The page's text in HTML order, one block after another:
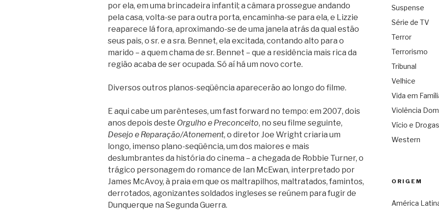
por ela, em uma brincadeira infantil; a câmara prossegue andando
pela casa, volta-se para outra porta, encaminha-se para ela, e Lizzie
reaparece lá fora, aproximando-se de uma janela atrás da qual estão
seus pais, o sr. e a sra. Bennet, ela excitada, contando alto para o
marido – a quem chama de sr. Bennet – que a residência mais rica da
região acaba de ser ocupada. Só aí há um novo corte.
Diversos outros planos-seqüência aparecerão ao longo do filme.
E aqui cabe um parênteses, um fast forward no tempo: em 2007, dois
anos depois deste Orgulho e Preconceito, no seu filme seguinte,
Desejo e Reparação/Atonement, o diretor Joe Wright criaria um
longo, imenso plano-seqüência, um dos maiores e mais
deslumbrantes da história do cinema – a chegada de Robbie Turner, o
trágico personagem do romance de Ian McEwan, interpretado por
James McAvoy, à praia em que os maltrapilhos, maltratados, famintos,
derrotados, agonizantes soldados ingleses se reúnem para fugir de
Dunquerque na Segunda Guerra.
Suspense
Série de TV
Terror
Terrorismo
Tribunal
Velhice
Vida em
Violência
Vício e Drogas
Western
ORIGEM
América